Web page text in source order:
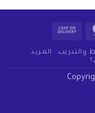
والتدريب
المزيد